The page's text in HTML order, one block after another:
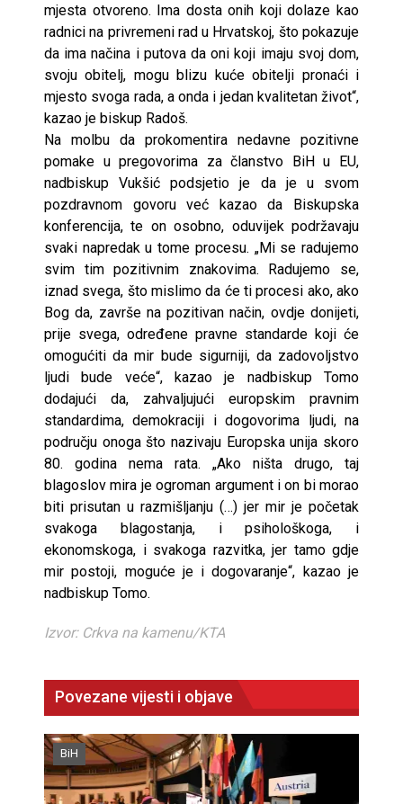
mjesta otvoreno. Ima dosta onih koji dolaze kao
radnici na privremeni rad u Hrvatskoj, što pokazuje
da ima načina i putova da oni koji imaju svoj dom,
svoju obitelj, mogu blizu kuće obitelji pronaći i
mjesto svoga rada, a onda i jedan kvalitetan život“,
kazao je biskup Radoš.
Na molbu da prokomentira nedavne pozitivne
pomake u pregovorima za članstvo BiH u EU,
nadbiskup Vukšić podsjetio je da je u svom
pozdravnom govoru već kazao da Biskupska
konferencija, te on osobno, oduvijek podržavaju
svaki napredak u tome procesu. „Mi se radujemo
svim tim pozitivnim znakovima. Radujemo se,
iznad svega, što mislimo da će ti procesi ako, ako
Bog da, završe na pozitivan način, ovdje donijeti,
prije svega, određene pravne standarde koji će
omogućiti da mir bude sigurniji, da zadovoljstvo
ljudi bude veće“, kazao je nadbiskup Tomo
dodajući da, zahvaljujući europskim pravnim
standardima, demokraciji i dogovorima ljudi, na
području onoga što nazivaju Europska unija skoro
80. godina nema rata. „Ako ništa drugo, taj
blagoslov mira je ogroman argument i on bi morao
biti prisutan u razmišljanju (…) jer mir je početak
svakoga blagostanja, i psihološkoga, i
ekonomskoga, i svakoga razvitka, jer tamo gdje
mir postoji, moguće je i dogovaranje“, kazao je
nadbiskup Tomo.
Izvor: Crkva na kamenu/KTA
Povezane vijesti i objave
BiH